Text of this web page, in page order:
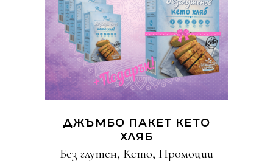
КУПИ
ДЖЪМБО ПАКЕТ КЕТО
ХЛЯБ
Без глутен, Кето, Промоции